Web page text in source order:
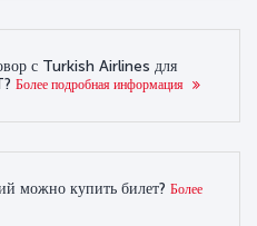
с Turkish Airlines для
Более подробная информация
можно купить билет? Более